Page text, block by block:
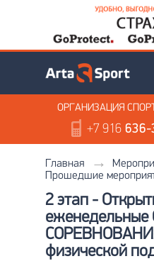
ОРГАНИЗАЦИЯ
+7 916636-
Главная
Прошедшие
2 этап -
физической